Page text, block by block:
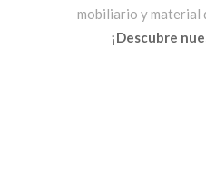
mobiliario y material
¡Descubre